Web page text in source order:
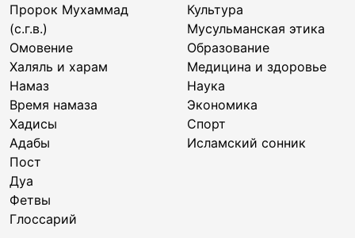
Пророк Мухаммад
(с.г.в.)
Омовение
Халяль и харам
Намаз
Время намаза
Хадисы
Адабы
Пост
Дуа
Фетвы
Глоссарий
Культура
Мусульманская этика
Образование
Медицина и здоровье
Наука
Экономика
Спорт
Исламский сонник